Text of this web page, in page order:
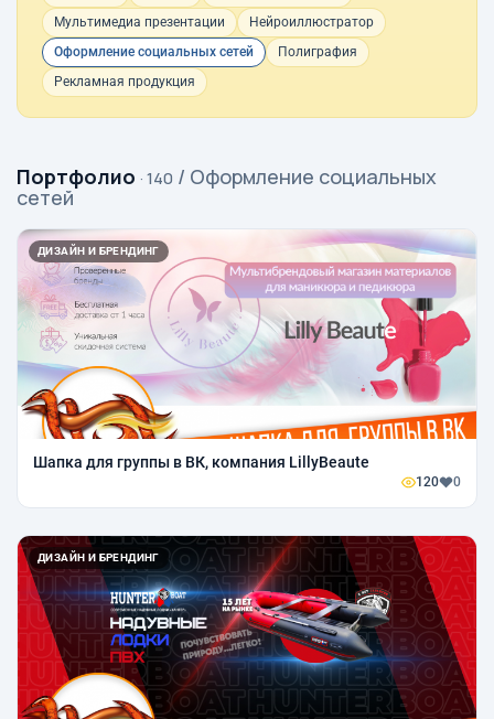
Мультимедиа презентации
Нейроиллюстратор
Оформление социальных сетей
Полиграфия
Рекламная продукция
Портфолио · 140 / Оформление социальных
сетей
ДИЗАЙН И БРЕНДИНГ
Шапка для группы в ВК, компания LillyBeaute
120 0
ДИЗАЙН И БРЕНДИНГ